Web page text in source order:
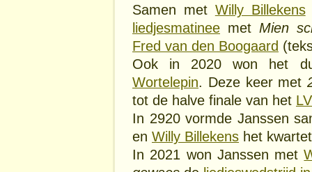
Samen met Willy Billekens
liedjesmatinee met Mien
Fred van den Boogaard
Ook in 2020 won het
Wortelepin. Deze keer met
tot de halve finale van het
In 2920 vormde Janssen
en Willy Billekens het
In 2021 won Janssen met